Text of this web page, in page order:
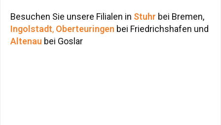
Besuchen Sie unsere Filialen in Stuhr bei Bremen,
Ingolstadt, Oberteuringen bei Friedrichshafen und
Altenau bei Goslar